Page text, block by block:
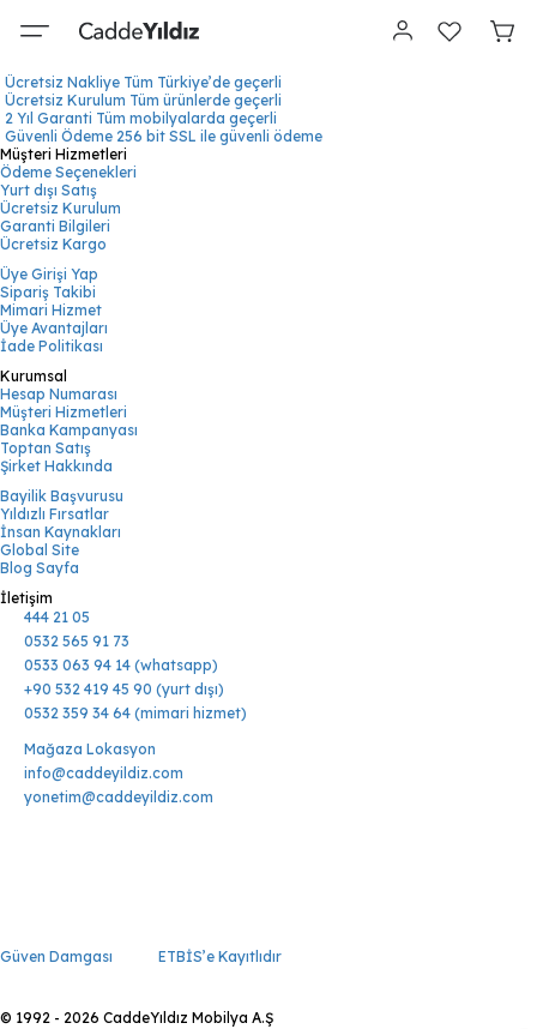
Ücretsiz Nakliye Tüm Türkiye’de geçerli
Ücretsiz Kurulum Tüm ürünlerde geçerli
2 Yıl Garanti Tüm mobilyalarda geçerli
Güvenli Ödeme 256 bit SSL ile güvenli ödeme
Müşteri Hizmetleri
Ödeme Seçenekleri
Yurt dışı Satış
Ücretsiz Kurulum
Garanti Bilgileri
Ücretsiz Kargo
Üye Girişi Yap
Sipariş Takibi
Mimari Hizmet
Üye Avantajları
İade Politikası
Kurumsal
Hesap Numarası
Müşteri Hizmetleri
Banka Kampanyası
Toptan Satış
Şirket Hakkında
Bayilik Başvurusu
Yıldızlı Fırsatlar
İnsan Kaynakları
Global Site
Blog Sayfa
İletişim
444 21 05
0532 565 91 73
0533 063 94 14 (whatsapp)
+90 532 419 45 90 (yurt dışı)
0532 359 34 64 (mimari hizmet)
Mağaza Lokasyon
info@caddeyildiz.com
yonetim@caddeyildiz.com
Güven Damgası ETBİS’e Kayıtlıdır
© 1992 - 2026 CaddeYıldız Mobilya A.Ş